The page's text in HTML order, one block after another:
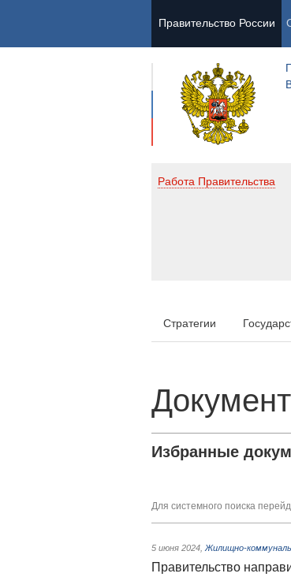
Правительство России
Работа Правительства
Стратегии
Избранные
Для системного поиска
5 июня 2024 Жилищно-
Правительство